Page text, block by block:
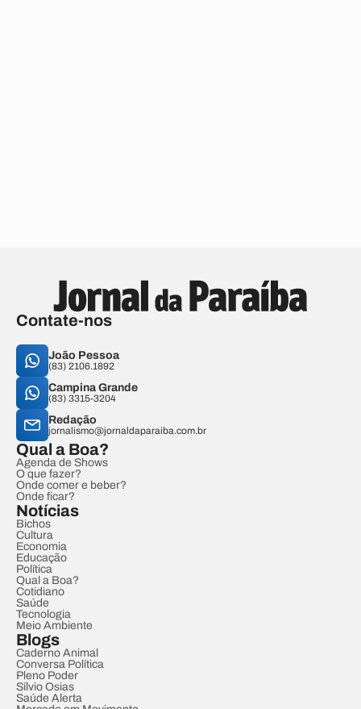
Contate-nos
João Pessoa
(83) 2106.1892
Campina Grande
(83) 3315-3204
Redação
jornalismo@jornaldaparaiba.com.br
Qual a Boa?
Agenda de Shows
O que fazer?
Onde comer e beber?
Onde ficar?
Notícias
Bichos
Cultura
Economia
Educação
Política
Qual a Boa?
Cotidiano
Saúde
Tecnologia
Meio Ambiente
Blogs
Caderno Animal
Conversa Política
Pleno Poder
Sílvio Osias
Saúde Alerta